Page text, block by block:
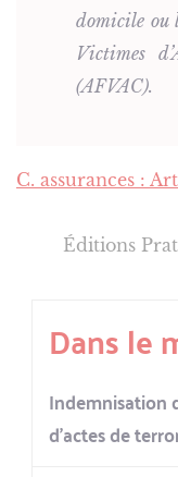
domicile ou
Victimes
(AFVAC).
C. assurances :
Éditions
Dans le
Indemnisation
d’actes de